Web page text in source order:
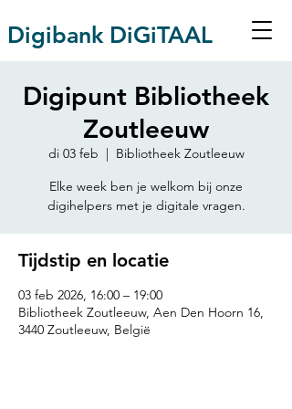
Digibank DiGiTAAL
Digipunt Bibliotheek
Zoutleeuw
di 03 feb
  |
Bibliotheek Zoutleeuw
Elke week ben je welkom bij onze
digihelpers met je digitale vragen.
Tijdstip en locatie
03 feb 2026, 16:00 – 19:00
Bibliotheek Zoutleeuw, Aen Den Hoorn 16,
3440 Zoutleeuw, België